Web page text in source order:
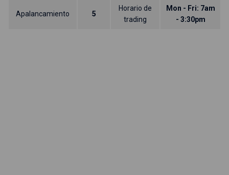
Apalancamiento 5
Horario de
trading
Mon - Fri: 7am
- 3:30pm